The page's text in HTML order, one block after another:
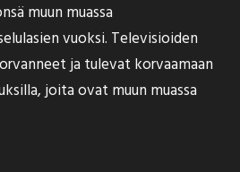
muun muassa
vuoksi. Televisioiden
ja tulevat korvaamaan
joita ovat muun muassa